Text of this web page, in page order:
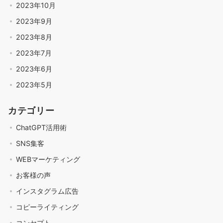
2023年10月
2023年9月
2023年8月
2023年7月
2023年6月
2023年5月
カテゴリー
ChatGPT活用術
SNS集客
WEBマーケティング
お客様の声
インスタグラム広告
コピーライティング